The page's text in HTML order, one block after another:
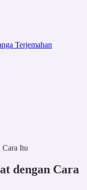
Terjemahan
Cara Itu
dengan Cara